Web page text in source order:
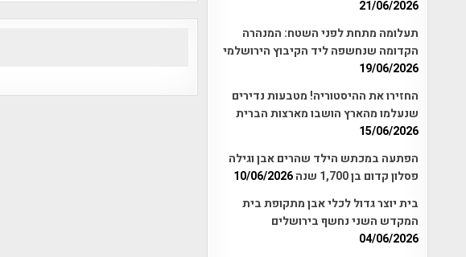
21/06/2026
תעלומה מתחת לפני השטח: המנהרה
הקדומה שנחשפה ליד הקיבוץ הירושלמי
19/06/2026
החזירו את ההיסטוריה! מטבעות נדירים
שנעלמו מהארץ הושבו מארצות הברית
15/06/2026
הפתעה במכתש הילד שהרים אבן וגילה
פסלון קדום בן 1,700 שנה
10/06/2026
בית יוצר גדול לכלי אבן מתקופת בית
המקדש השני נחשף בירושלים
04/06/2026